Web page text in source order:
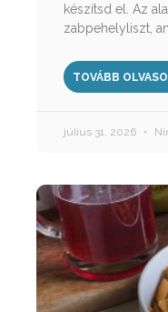
készítsd el. Az
zabpehelyliszt,
TOVÁBB
július 31, 2026